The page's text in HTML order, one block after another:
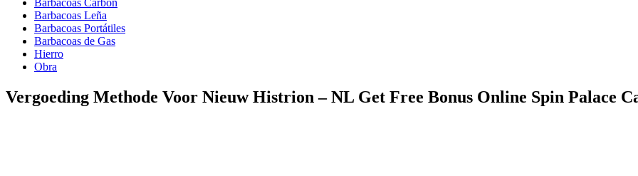
Barbacoas Carbón
Barbacoas Leña
Barbacoas Portátiles
Barbacoas de Gas
Hierro
Obra
Vergoeding Methode Voor Nieuw Histrion – NL Get Free Bonus Online Spin Palace